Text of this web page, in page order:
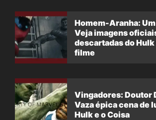
Homem-Aranha: Um
Veja imagens
descartadas do Hulk
filme
Vingadores: Doutor
Vaza épica cena de
Hulk e o Coisa